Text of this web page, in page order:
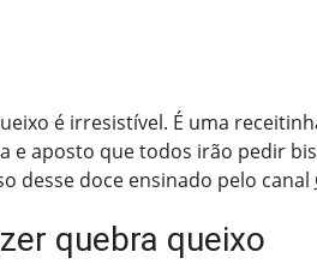
é irresistível. É uma
e aposto que todos irão pedir
desse doce ensinado pelo canal
quebra queixo